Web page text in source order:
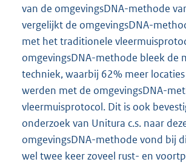
van de omgevingsDNA-methode
vergelijkt de omgevingsDNA-
met het traditionele
omgevingsDNA-methode bleek de
techniek, waarbij 62% meer
werden met de omgevingsDNA-
vleermuisprotocol. Dit is ook
onderzoek van Unitura c.s. naar
omgevingsDNA-methode vond bij
wel twee keer zoveel rust- en